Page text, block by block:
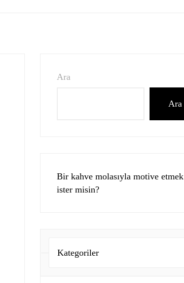
Ara
Ara
Bir kahve molasıyla motive etmek
ister misin?
Kategoriler